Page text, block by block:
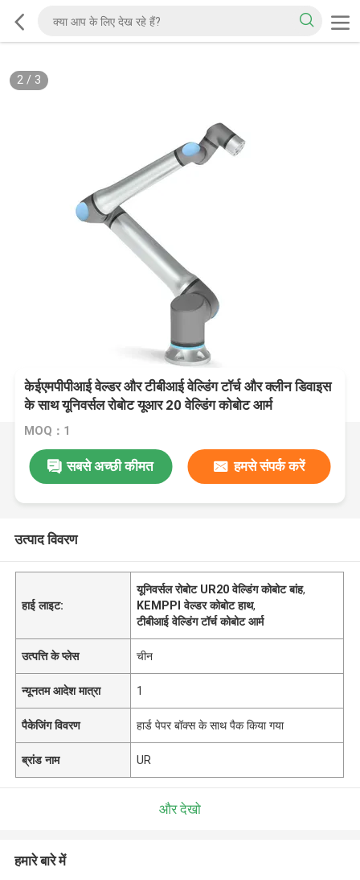
2/ 3
केईएमपीपीआई वेल्डर और टीबीआई वेल्डिंग टॉर्च और क्लीन डिवाइस
के साथ यूनिवर्सल रोबोट यूआर 20 वेल्डिंग कोबोट आर्म
MOQ：1
सबसे अच्छी कीमत हमसे संपर्क करें
उत्पाद विवरण
हाई लाइट:
यूनिवर्सल रोबोट UR20 वेल्डिंग कोबोट बांह,
KEMPPI वेल्डर कोबोट हाथ,
टीबीआई वेल्डिंग टॉर्च कोबोट आर्म
उत्पत्ति के प्लेस चीन
न्यूनतम आदेश मात्रा 1
पैकेजिंग विवरण हार्ड पेपर बॉक्स के साथ पैक किया गया
ब्रांड नाम UR
और देखो
हमारे बारे में